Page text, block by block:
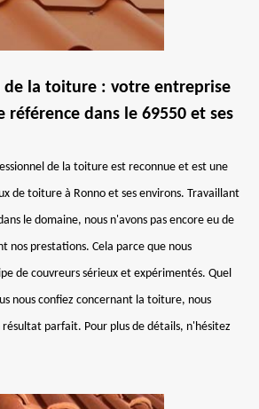
de la toiture : votre entreprise
référence dans le 69550 et ses
de la toiture est reconnue et est une
de toiture à Ronno et ses environs. Travaillant
le domaine, nous n'avons pas encore eu de
nos prestations. Cela parce que nous
de couvreurs sérieux et expérimentés. Quel
nous confiez concernant la toiture, nous
parfait. Pour plus de détails, n'hésitez